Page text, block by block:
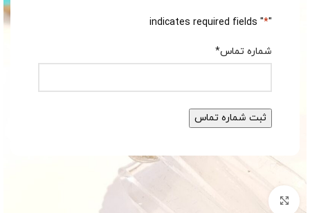
"
*
" indicates required fields
شماره تماس*
برای بزرگنمایی کلیک کنید